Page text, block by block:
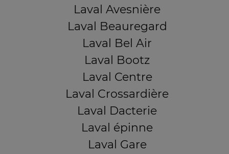
Laval Avesnière
Laval Beauregard
Laval Bel Air
Laval Bootz
Laval Centre
Laval Crossardière
Laval Dacterie
Laval épinne
Laval Gare